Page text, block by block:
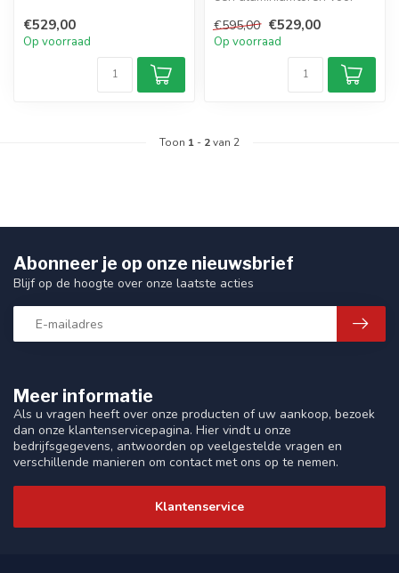
€529,00
Op voorraad
Performance. ...
€595,00 €529,00
Op voorraad
Toon 1 - 2van 2
Meer informatie
Als u vragen heeft over onze producten of uw aankoop, bezoek
dan onze klantenservicepagina. Hier vindt u onze
bedrijfsgegevens, antwoorden op veelgestelde vragen en
verschillende manieren om contact met ons op te nemen.
Klantenservice
Abonneer je op onze nieuwsbrief
Blijf op de hoogte over onze laatste acties